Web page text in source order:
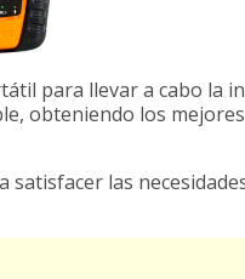
para llevar a cabo la
obteniendo los
satisfacer las